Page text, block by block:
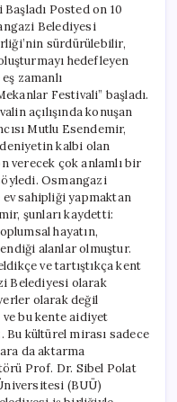
Posted on 10
Belediyesi
sürdürülebilir,
hedefleyen
zamanlı
Festivali” başladı.
açılışında konuşan
Mutlu Esendemir,
kalbi olan
verecek çok anlamlı bir
Osmangazi
sahipliği yapmaktan
şunları kaydetti:
hayatın,
alanlar olmuştur.
ve tartıştıkça kent
Belediyesi olarak
olarak değil
bu kente aidiyet
kültürel mirası sadece
da aktarma
Prof. Dr. Sibel Polat
(BUÜ)